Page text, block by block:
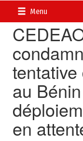
Menu
Accueil>Actualités
tentative
au
en